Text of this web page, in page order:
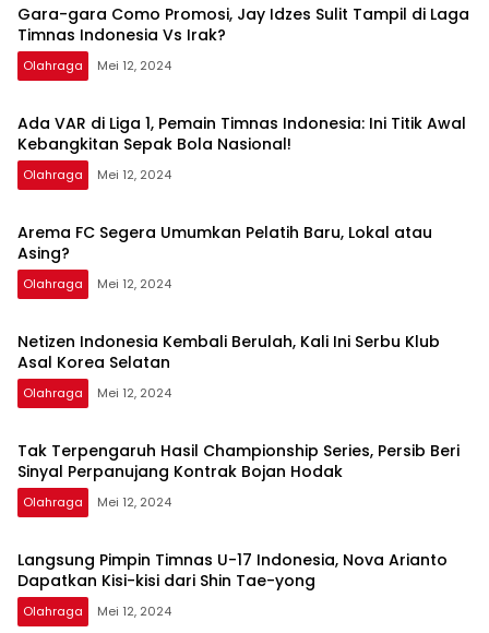
Kontrak Bojan
Hodak
yong
Gara-gara Como Promosi, Jay Idzes Sulit Tampil di Laga
Timnas Indonesia Vs Irak?
Olahraga Mei 12, 2024
Ada VAR di Liga 1, Pemain Timnas Indonesia: Ini Titik Awal
Kebangkitan Sepak Bola Nasional!
Olahraga Mei 12, 2024
Arema FC Segera Umumkan Pelatih Baru, Lokal atau
Asing?
Olahraga Mei 12, 2024
Netizen Indonesia Kembali Berulah, Kali Ini Serbu Klub
Asal Korea Selatan
Olahraga Mei 12, 2024
Tak Terpengaruh Hasil Championship Series, Persib Beri
Sinyal Perpanujang Kontrak Bojan Hodak
Olahraga Mei 12, 2024
Langsung Pimpin Timnas U-17 Indonesia, Nova Arianto
Dapatkan Kisi-kisi dari Shin Tae-yong
Olahraga Mei 12, 2024